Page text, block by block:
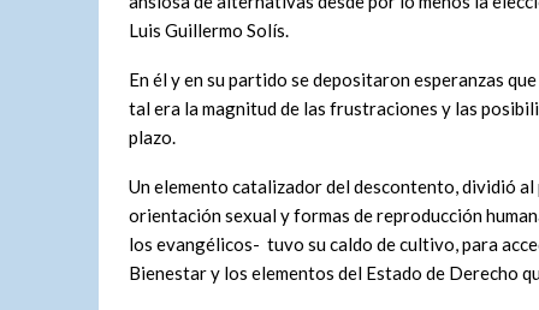
Luis Guillermo Solís.
En él y en su partido se depositaron esperanzas
tal era la magnitud de las frustraciones y las
plazo.
Un elemento catalizador del descontento, dividió
orientación sexual y formas de reproducción
los evangélicos- tuvo su caldo de cultivo, para
Bienestar y los elementos del Estado de Derecho